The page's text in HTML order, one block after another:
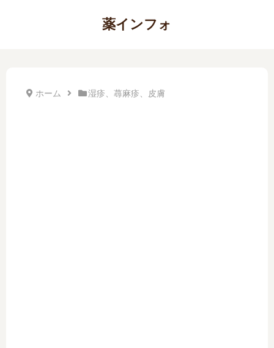
薬インフォ
ホーム 湿疹、蕁麻疹、皮膚